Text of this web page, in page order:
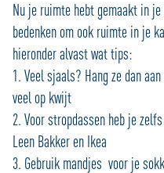
Nu je ruimte hebt gemaakt in
bedenken om ook ruimte in je
hieronder alvast wat tips:
1. Veel sjaals? Hang ze dan
veel op kwijt
2. Voor stropdassen heb je
Leen Bakker en Ikea
3. Gebruik mandjes voor je